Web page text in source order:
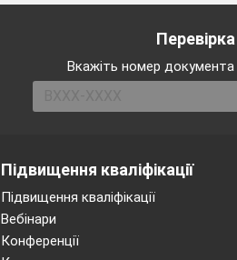
Вкажіть номер
Підвищення кваліфікації
Підвищення кваліфікації
Вебінари
Конференції